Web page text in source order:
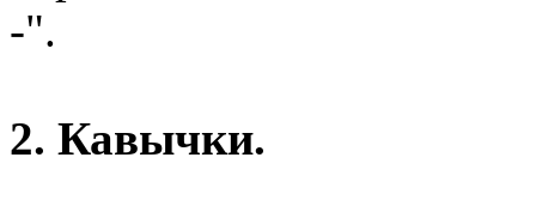
-".
2. Кавычки.